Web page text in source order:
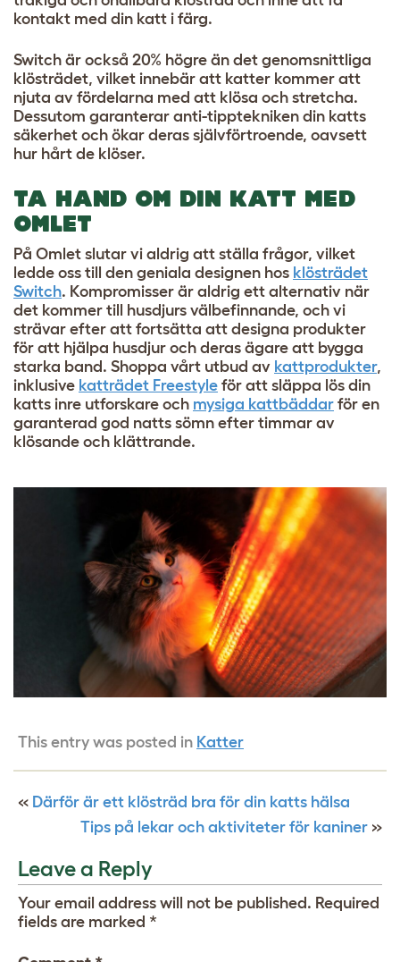
kontakt med din katt i färg.
Switch är också 20% högre än det genomsnittliga
klösträdet, vilket innebär att katter kommer att
njuta av fördelarna med att klösa och stretcha.
Dessutom garanterar anti-tipptekniken din katts
säkerhet och ökar deras självförtroende, oavsett
hur hårt de klöser.
TA HAND OM DIN KATT MED
OMLET
På Omlet slutar vi aldrig att ställa frågor, vilket
ledde oss till den geniala designen hos klösträdet
Switch. Kompromisser är aldrig ett alternativ när
det kommer till husdjurs välbefinnande, och vi
strävar efter att fortsätta att designa produkter
för att hjälpa husdjur och deras ägare att bygga
starka band. Shoppa vårt utbud av kattprodukter,
inklusive katträdet Freestyle för att släppa lös din
katts inre utforskare och mysiga kattbäddar för en
garanterad god natts sömn efter timmar av
klösande och klättrande.
This entry was posted in Katter
« Därför är ett klösträd bra för din katts hälsa
Tips på lekar och aktiviteter för kaniner »
Leave a Reply
Your email address will not be published. Required
fields are marked *